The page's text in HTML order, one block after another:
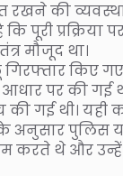
रखने की
कि पूरी
मौजूद था।
किए गए
पर की गई
गई थी। यही
के अनुसार
करते थे और उन्हें